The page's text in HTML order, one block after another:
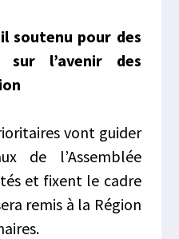
soutenu pour des
sur l’avenir des
vont guider
de l’Assemblée
et fixent le cadre
remis à la Région